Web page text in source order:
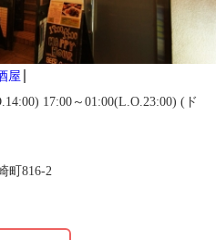
屋
17:00～01:00(L.O.23:00) (ド
町816-2